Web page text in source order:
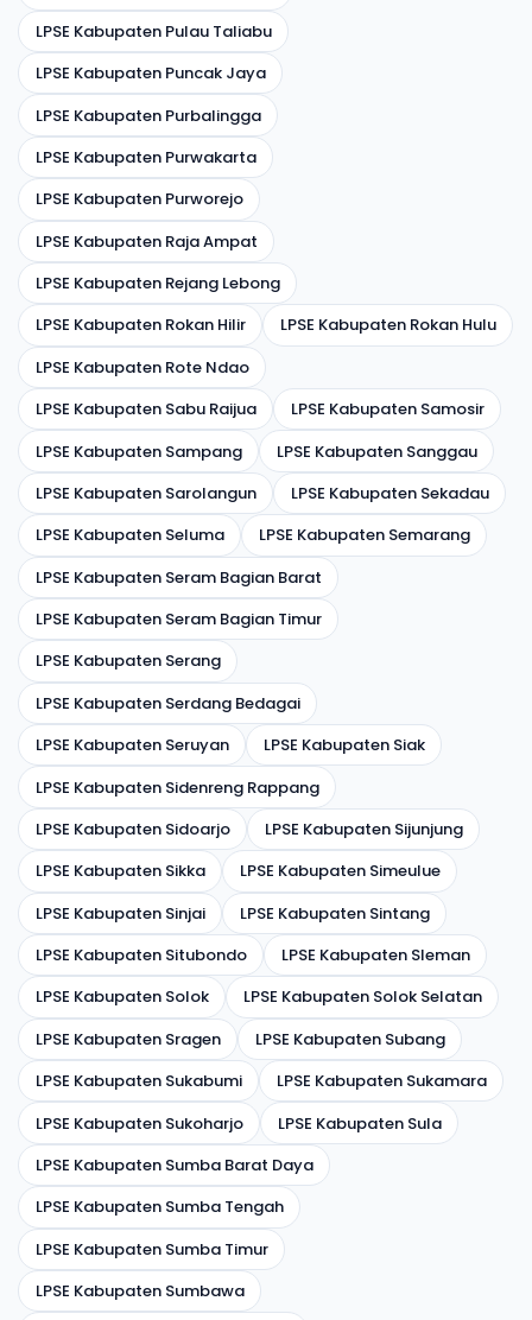
LPSE Kabupaten Pulau Taliabu
LPSE Kabupaten Puncak Jaya
LPSE Kabupaten Purbalingga
LPSE Kabupaten Purwakarta
LPSE Kabupaten Purworejo
LPSE Kabupaten Raja Ampat
LPSE Kabupaten Rejang Lebong
LPSE Kabupaten Rokan Hilir
LPSE Kabupaten Rokan Hulu
LPSE Kabupaten Rote Ndao
LPSE Kabupaten Sabu Raijua
LPSE Kabupaten Samosir
LPSE Kabupaten Sampang
LPSE Kabupaten Sanggau
LPSE Kabupaten Sarolangun
LPSE Kabupaten Sekadau
LPSE Kabupaten Seluma
LPSE Kabupaten Semarang
LPSE Kabupaten Seram Bagian Barat
LPSE Kabupaten Seram Bagian Timur
LPSE Kabupaten Serang
LPSE Kabupaten Serdang Bedagai
LPSE Kabupaten Seruyan
LPSE Kabupaten Siak
LPSE Kabupaten Sidenreng Rappang
LPSE Kabupaten Sidoarjo
LPSE Kabupaten Sijunjung
LPSE Kabupaten Sikka
LPSE Kabupaten Simeulue
LPSE Kabupaten Sinjai
LPSE Kabupaten Sintang
LPSE Kabupaten Situbondo
LPSE Kabupaten Sleman
LPSE Kabupaten Solok
LPSE Kabupaten Solok Selatan
LPSE Kabupaten Sragen
LPSE Kabupaten Subang
LPSE Kabupaten Sukabumi
LPSE Kabupaten Sukamara
LPSE Kabupaten Sukoharjo
LPSE Kabupaten Sula
LPSE Kabupaten Sumba Barat Daya
LPSE Kabupaten Sumba Tengah
LPSE Kabupaten Sumba Timur
LPSE Kabupaten Sumbawa